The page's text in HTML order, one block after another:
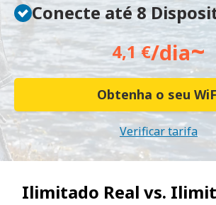
Conecte até 8
4,1 €/dia~
Obtenha o seu
Verificar tarifa
Ilimitado Real vs.